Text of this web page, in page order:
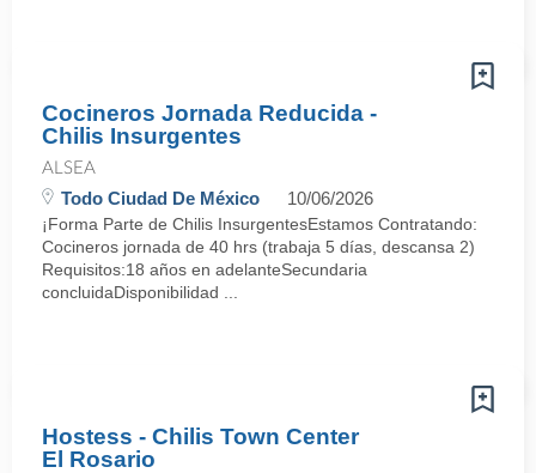
Cocineros Jornada Reducida -
Chilis Insurgentes
ALSEA
Todo Ciudad De México 10/06/2026
¡Forma Parte de Chilis InsurgentesEstamos Contratando:
Cocineros jornada de 40 hrs (trabaja 5 días, descansa 2)
Requisitos:18 años en adelanteSecundaria
concluidaDisponibilidad ...
Hostess - Chilis Town Center
El Rosario